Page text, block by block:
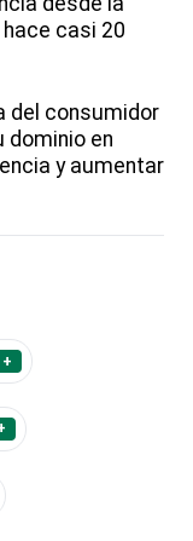
casi 20
del consumidor
dominio en
y aumentar
+